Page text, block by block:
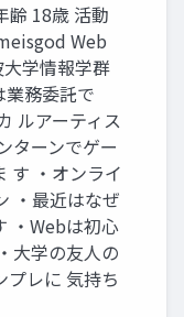
齢 18歳 活動
Web
学情報学群
務委託で
ルアーティス
ターンでゲー
す ・オンライ
・最近はなぜ
・Webは初心
大学の友人の
プレに 気持ち